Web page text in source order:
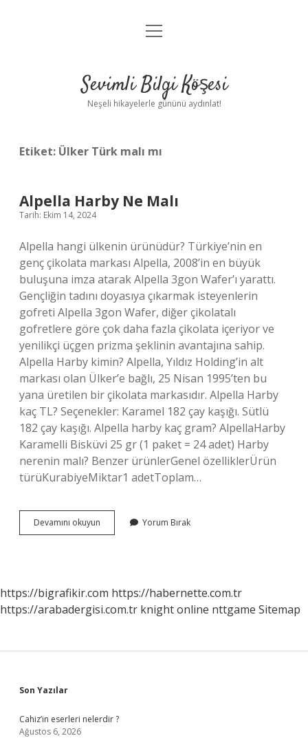
Anasayfa
Yasal Uyarı
menüyü
Sevimli Bilgi Köşesi
Neşeli hikayelerle gününü aydınlat!
Etiket: Ülker Türk malı mı
Alpella Harby Ne Malı
Tarih: Ekim 14, 2024
Alpella hangi ülkenin ürünüdür? Türkiye’nin en
genç çikolata markası Alpella, 2008’in en büyük
buluşuna imza atarak Alpella 3gon Wafer’ı yarattı.
Gençliğin tadını doyasıya çıkarmak isteyenlerin
gofreti Alpella 3gon Wafer, diğer çikolatalı
gofretlere göre çok daha fazla çikolata içeriyor ve
yenilikçi üçgen prizma şeklinin avantajına sahip.
Alpella Harby kimin? Alpella, Yıldız Holding’in alt
markası olan Ülker’e bağlı, 25 Nisan 1995’ten bu
yana üretilen bir çikolata markasıdır. Alpella Harby
kaç TL? Seçenekler: Karamel 182 çay kaşığı. Sütlü
182 çay kaşığı. Alpella harby kaç gram? AlpellaHarby
Karamelli Bisküvi 25 gr (1 paket = 24 adet) Harby
nerenin malı? Benzer ürünlerGenel özelliklerÜrün
türüKurabiyeMiktar1 adetToplam…
Devamını okuyun
Harby
Yorum Bırak
https://bigrafikir.com https://habernette.com.tr
https://arabadergisi.com.tr knight online nttgame Sitemap
Sidebar
Son Yazılar
Cahiz’in eserleri nelerdir ?
Ağustos 6, 2026